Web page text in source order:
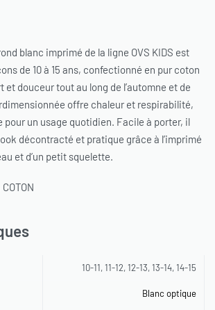
blanc imprimé de la ligne OVS KIDS est
de 10 à 15 ans, confectionné en pur coton
et douceur tout au long de l’automne et de
offre chaleur et respirabilité,
pour un usage quotidien. Facile à porter, il
décontracté et pratique grâce à l’imprimé
et d’un petit squelette.
10-11, 11-12, 12-13, 13-14, 14-15
Blanc optique